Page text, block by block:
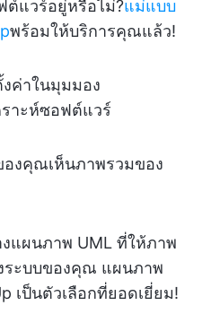
แวร์อยู่หรือไม่?แม่แบบ
พร้อมให้บริการคุณแล้ว!
ค่าในมุมมอง
ราะห์ซอฟต์แวร์
งคุณเห็นภาพรวมของ
แผนภาพ UML ที่ให้ภาพ
ระบบของคุณ แผนภาพ
เป็นตัวเลือกที่ยอดเยี่ยม!